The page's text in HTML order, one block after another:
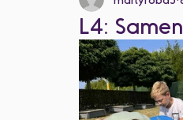
L4: